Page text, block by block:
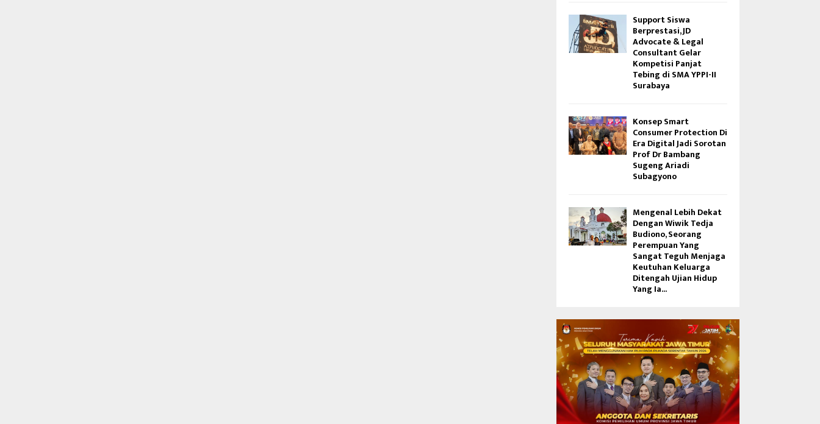
Support Siswa
Berprestasi, JD
Advocate & Legal
Consultant Gelar
Kompetisi Panjat
Tebing di SMA YPPI-II
Surabaya
Konsep Smart
Consumer Protection Di
Era Digital Jadi Sorotan
Prof Dr Bambang
Sugeng Ariadi
Subagyono
Mengenal Lebih Dekat
Dengan Wiwik Tedja
Budiono, Seorang
Perempuan Yang
Sangat Teguh Menjaga
Keutuhan Keluarga
Ditengah Ujian Hidup
Yang Ia...